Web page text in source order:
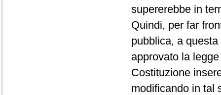
supererebbe in
Quindi, per far
pubblica, a
approvato la
Costituzione
modificando in tal